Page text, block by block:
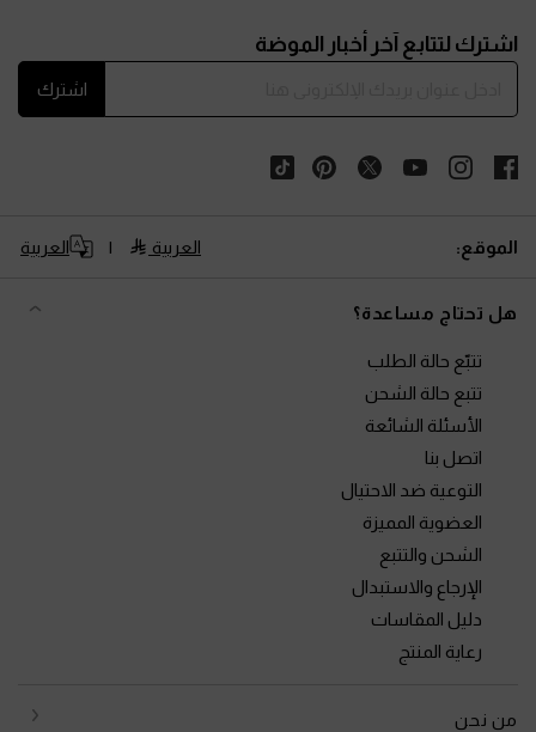
اشترك لتتابع آخر أخبار الموضة
اشترك
الموقع: العربية العربية
هل تحتاج مساعدة؟
تتبّع حالة الطلب
تتبع حالة الشحن
الأسئلة الشائعة
اتصل بنا
التوعية ضد الاحتيال
العضوية المميزة
الشحن والتتبع
الإرجاع والاستبدال
دليل المقاسات
رعاية المنتج
من نحن